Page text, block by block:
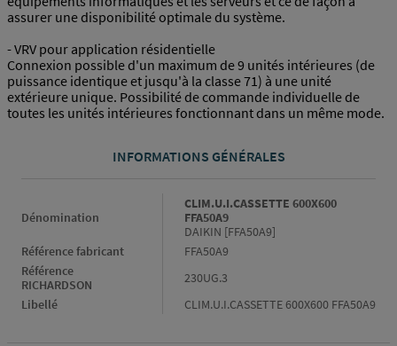
assurer une disponibilité optimale du système.
- VRV pour application résidentielle
Connexion possible d'un maximum de 9 unités intérieures (de
puissance identique et jusqu'à la classe 71) à une unité
extérieure unique. Possibilité de commande individuelle de
toutes les unités intérieures fonctionnant dans un même mode.
INFORMATIONS GÉNÉRALES
Dénomination
CLIM.U.I.CASSETTE 600X600
FFA50A9
DAIKIN [FFA50A9]
Référence fabricant
FFA50A9
Référence
RICHARDSON
230UG.3
Libellé
CLIM.U.I.CASSETTE 600X600 FFA50A9